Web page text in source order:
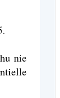
nie